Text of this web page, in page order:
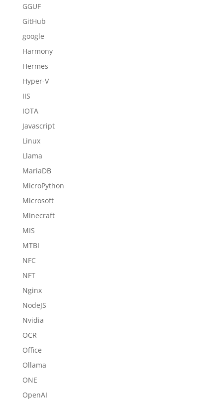
GGUF
GitHub
google
Harmony
Hermes
Hyper-V
IIS
IOTA
Javascript
Linux
Llama
MariaDB
MicroPython
Microsoft
Minecraft
MIS
MTBI
NFC
NFT
Nginx
NodeJS
Nvidia
OCR
Office
Ollama
ONE
OpenAI